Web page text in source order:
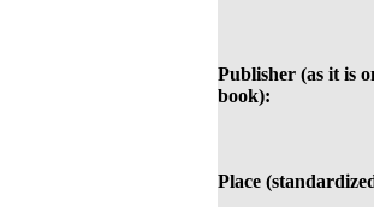
Publisher (as it is
book):
Place